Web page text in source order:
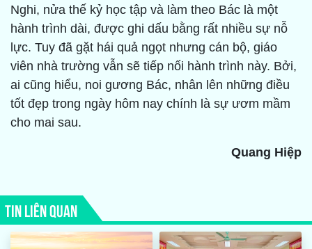
Nghi, nửa thế kỷ học tập và làm theo Bác là một
hành trình dài, được ghi dấu bằng rất nhiều sự nỗ
lực. Tuy đã gặt hái quả ngọt nhưng cán bộ, giáo
viên nhà trường vẫn sẽ tiếp nối hành trình này. Bởi,
ai cũng hiểu, noi gương Bác, nhân lên những điều
tốt đẹp trong ngày hôm nay chính là sự ươm mầm
cho mai sau.
Quang Hiệp
TIN LIÊN QUAN